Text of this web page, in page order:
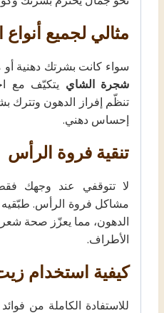
مثالي لجميع أنواع
سواء كانت بشرتك دهنية أو
شجرة الشاي يتكيّف مع
تنظّم إفراز الدهون وتترك
إحساس دهني.
تنقية فروة الرأس
لا تتوقفي عند وجهك
مشاكل فروة الرأس. طبّقيه
الدهون، مما يعزّز صحة
الأطراف.
كيفية استخدام
للاستفادة الكاملة من